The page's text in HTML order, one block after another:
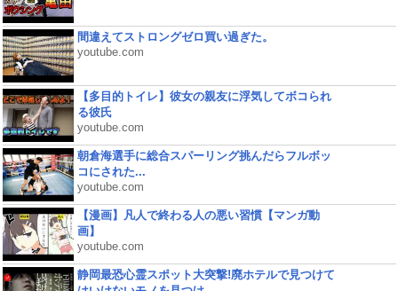
間違えてストロングゼロ買い過ぎた。
youtube.com
【多目的トイレ】彼女の親友に浮気してボコられ
る彼氏
youtube.com
朝倉海選手に総合スパーリング挑んだらフルボッ
コにされた...
youtube.com
【漫画】凡人で終わる人の悪い習慣【マンガ動
画】
youtube.com
静岡最恐心霊スポット大突撃!廃ホテルで見つけて